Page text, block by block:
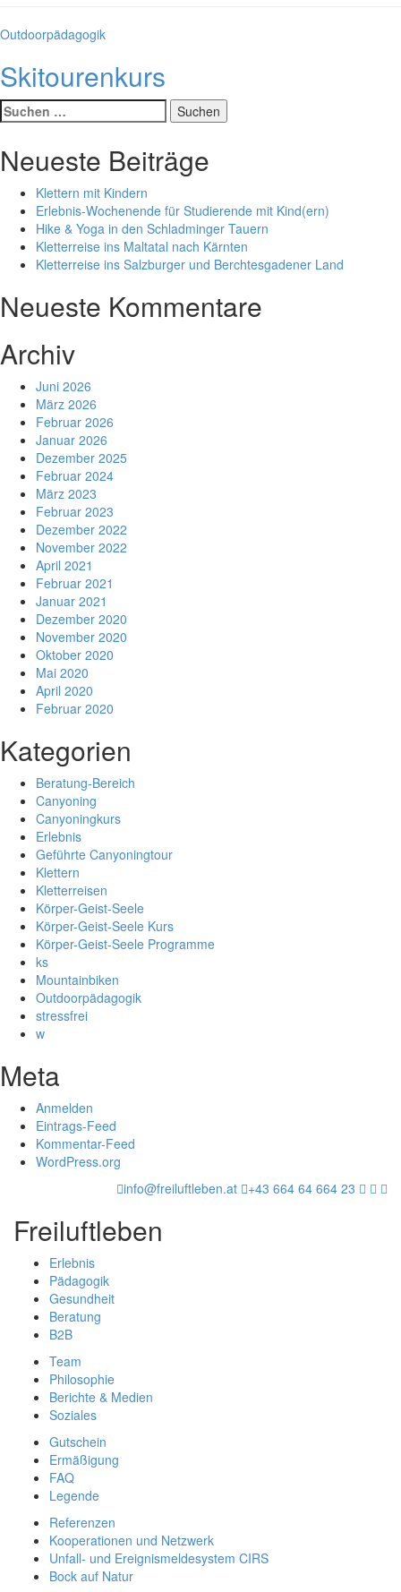
Kategorien
Outdoorpädagogik
Skitourenkurs
Suche
nach:
Neueste Beiträge
Klettern mit Kindern
Erlebnis-Wochenende für Studierende mit Kind(ern)
Hike & Yoga in den Schladminger Tauern
Kletterreise ins Maltatal nach Kärnten
Kletterreise ins Salzburger und Berchtesgadener Land
Neueste Kommentare
Archiv
Juni 2026
März 2026
Februar 2026
Januar 2026
Dezember 2025
Februar 2024
März 2023
Februar 2023
Dezember 2022
November 2022
April 2021
Februar 2021
Januar 2021
Dezember 2020
November 2020
Oktober 2020
Mai 2020
April 2020
Februar 2020
Kategorien
Beratung-Bereich
Canyoning
Canyoningkurs
Erlebnis
Geführte Canyoningtour
Klettern
Kletterreisen
Körper-Geist-Seele
Körper-Geist-Seele Kurs
Körper-Geist-Seele Programme
ks
Mountainbiken
Outdoorpädagogik
stressfrei
w
Meta
Anmelden
Eintrags-Feed
Kommentar-Feed
WordPress.org
info@freiluftleben.at
+43 664 64 664 23
Freiluftleben
Erlebnis
Pädagogik
Gesundheit
Beratung
B2B
Team
Philosophie
Berichte & Medien
Soziales
Gutschein
Ermäßigung
FAQ
Legende
Referenzen
Kooperationen und Netzwerk
Unfall- und Ereignismeldesystem CIRS
Bock auf Natur